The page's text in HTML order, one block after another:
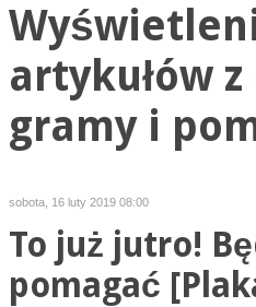
artykułów
gramy i
sobota, 16 luty 2019 08:00
To już jutro!
pomagać